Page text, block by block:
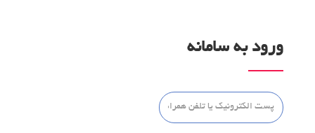
ورود به سامانه